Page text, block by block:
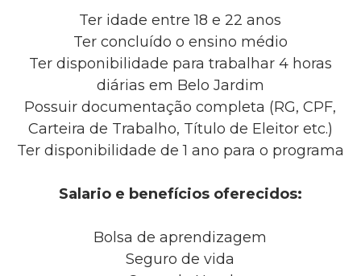
Ter idade entre 18 e 22 anos
Ter concluído o ensino médio
Ter disponibilidade para trabalhar 4 horas
diárias em Belo Jardim
Possuir documentação completa (RG, CPF,
Carteira de Trabalho, Título de Eleitor etc.)
Ter disponibilidade de 1 ano para o programa
Salario e benefícios oferecidos:
Bolsa de aprendizagem
Seguro de vida